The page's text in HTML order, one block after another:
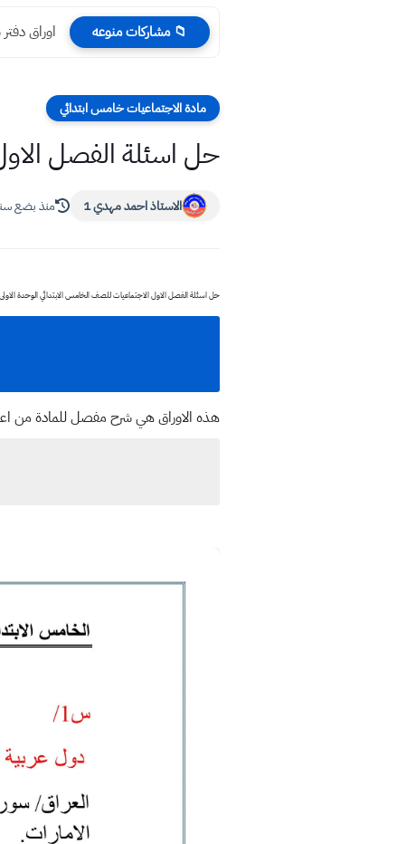
📁 مشاركات منوعه اوراق
مادة الاجتماعيات خامس ابتدائي
حل اسئلة الفصل
الاستاذ احمد مهدي 1 منذ بضع
حل اسئلة الفصل الاول الاجتماعيات للصف الخامس الابتدائي الوحدة الاولى
هذه الاوراق هي شرح مفصل للمادة من